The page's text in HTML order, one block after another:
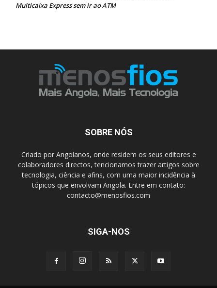
Multicaixa Express sem ir ao ATM
SOBRE NÓS
Criado por Angolanos, onde residem os seus editores e
colaboradores directos, tencionamos trazer artigos sobre
tecnologia, ciência e afins, com uma maior incidência à
tópicos que envolvam Angola. Entre em contato:
contacto@menosfios.com
SIGA-NOS